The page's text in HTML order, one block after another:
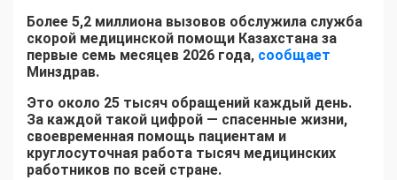
Более 5,2 миллиона вызовов обслужила служба
скорой медицинской помощи Казахстана за
первые семь месяцев 2026 года, сообщает
Минздрав.
Это около 25 тысяч обращений каждый день.
За каждой такой цифрой — спасенные жизни,
своевременная помощь пациентам и
круглосуточная работа тысяч медицинских
работников по всей стране.